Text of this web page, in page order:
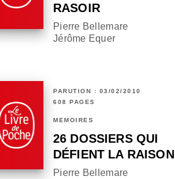
RASOIR
Pierre Bellemare
Jérôme Equer
PARUTION : 03/02/2010
608 PAGES
MÉMOIRES
26 DOSSIERS QUI
DÉFIENT LA RAISON
Pierre Bellemare